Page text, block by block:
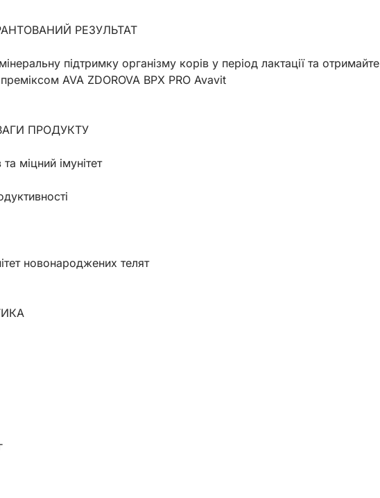
РЕЗУЛЬТАТ
підтримку організму корів у період лактації та отримайте
AVA ZDOROVA ВРХ PRO Avavit
ПРОДУКТУ
міцний імунітет
новонароджених телят